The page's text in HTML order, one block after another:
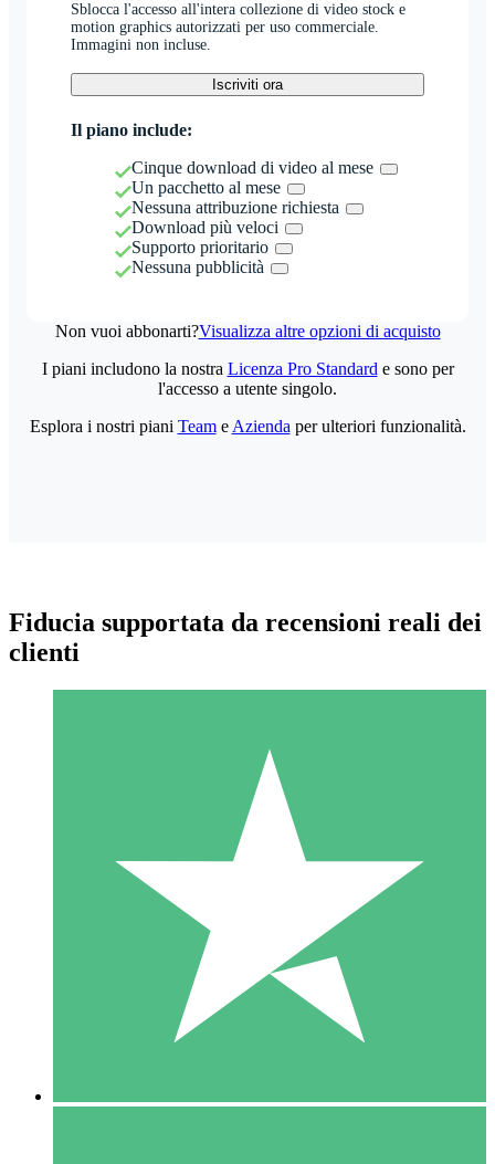
Sblocca l'accesso all'intera collezione di video stock e
motion graphics autorizzati per uso commerciale.
Immagini non incluse.
Iscriviti ora
Il piano include:
Cinque download di video al mese
Un pacchetto al mese
Nessuna attribuzione richiesta
Download più veloci
Supporto prioritario
Nessuna pubblicità
Non vuoi abbonarti?Visualizza altre opzioni di acquisto
Pacchetti di Crediti Individuali
Paga a consumo con crediti di download. Nessun impegno
1 Download
10
US$1500
I piani includono la nostra Licenza Pro Standard e sono per
l'accesso a utente singolo.
Esplora i nostri piani Teame Azienda per ulteriori funzionalità.
Fiducia supportata da recensioni reali dei
clienti